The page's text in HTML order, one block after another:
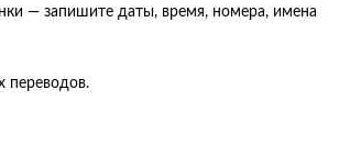
— запишите даты, время, номера, имена
переводов.